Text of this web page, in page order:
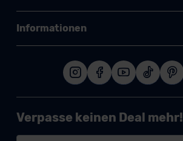
Informationen
Verpasse keinen Deal mehr!